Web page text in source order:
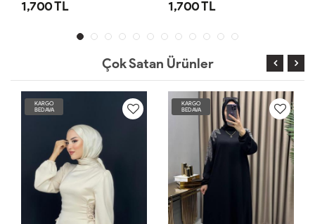
TL 1,700 TL
Çok Satan Ürünler
KARGO
BEDAVA
KARGO
BEDAVA